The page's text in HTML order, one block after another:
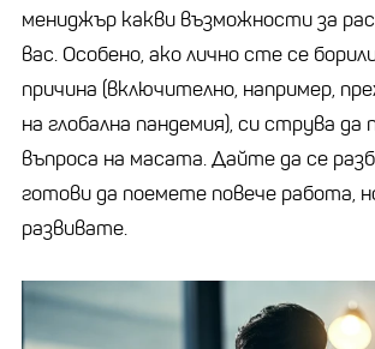
мениджър какви възможности за
вас. Особено, ако лично сте се
причина (включително, например,
на глобална пандемия), си струва
въпросa на масата. Дайте да се
готови да поемете повече работа,
развивате.